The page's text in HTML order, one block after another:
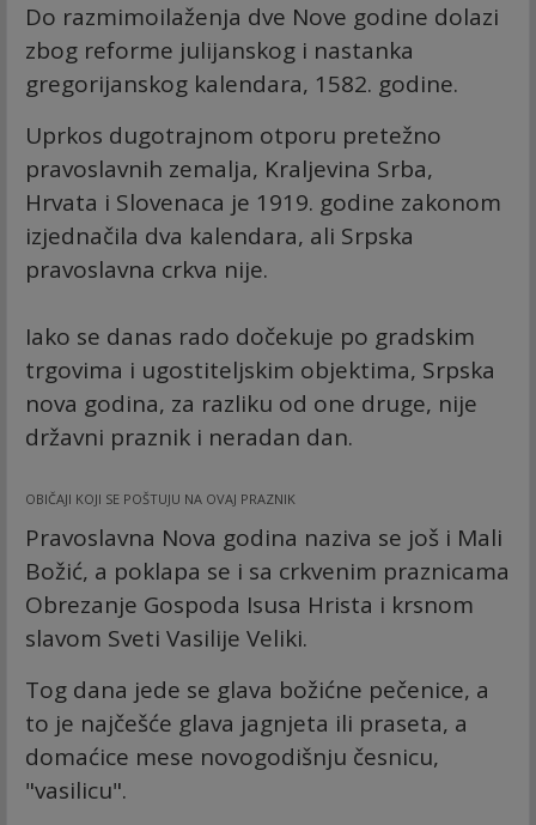
Do razmimoilaženja dve Nove godine dolazi
zbog reforme julijanskog i nastanka
gregorijanskog kalendara, 1582. godine.
Uprkos dugotrajnom otporu pretežno
pravoslavnih zemalja, Kraljevina Srba,
Hrvata i Slovenaca je 1919. godine zakonom
izjednačila dva kalendara, ali Srpska
pravoslavna crkva nije.
Iako se danas rado dočekuje po gradskim
trgovima i ugostiteljskim objektima, Srpska
nova godina, za razliku od one druge, nije
državni praznik i neradan dan.
OBIČAJI KOJI SE POŠTUJU NA OVAJ PRAZNIK
Pravoslavna Nova godina naziva se još i Mali
Božić, a poklapa se i sa crkvenim praznicama
Obrezanje Gospoda Isusa Hrista i krsnom
slavom Sveti Vasilije Veliki.
Tog dana jede se glava božićne pečenice, a
to je najčešće glava jagnjeta ili praseta, a
domaćice mese novogodišnju česnicu,
"vasilicu".